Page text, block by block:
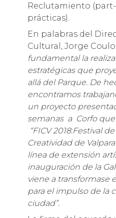
Reclutamiento
prácticas).
En palabras del
Cultural, Jorge
fundamental la
estratégicas que
allá del Parque. De
encontramos
un proyecto
semanas a Corfo
“FICV 2018:Festival
Creatividad de
línea de extensión
inauguración de la
viene a transformase
para el impulso de la
ciudad”.